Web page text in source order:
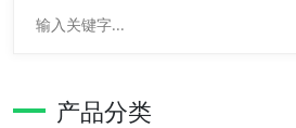
产品分类